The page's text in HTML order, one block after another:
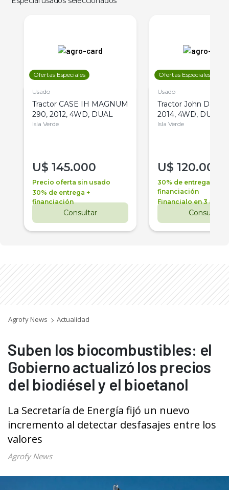
Ofertas Especiales
Usado
Tractor CASE IH MAGNUM
290, 2012, 4WD, DUAL
Isla Verde
U$ 145.000
Precio oferta sin usado
30% de entrega +
financiación
Consultar
Ofertas Especiales
Usado
Tractor John Deere
2014, 4WD, DUAL
Isla Verde
U$ 120.000
30% de entrega +
financiación
Financialo en 3 años
Consultar
Agrofy News Actualidad
Suben los biocombustibles: el
Gobierno actualizó los precios
del biodiésel y el bioetanol
La Secretaría de Energía fijó un nuevo
incremento al detectar desfasajes entre los
valores
Agrofy News